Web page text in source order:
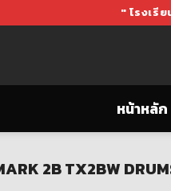
" โรงเรี
หน้าหลัก
2B TX2BW